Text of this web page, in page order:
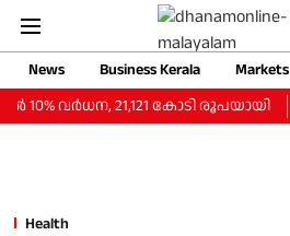
News Business Kerala Markets
വര്‍ധന, 21,121 കോടി രൂപയായി
Health